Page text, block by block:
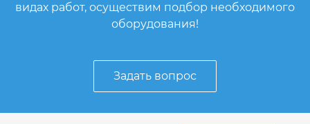
видах работ, осуществим подбор необходимого
оборудования!
Задать вопрос